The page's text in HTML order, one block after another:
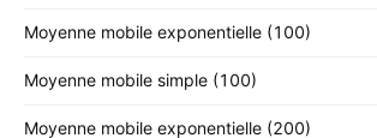
Moyenne mobile exponentielle (100)
Moyenne mobile simple (100)
Moyenne mobile exponentielle (200)